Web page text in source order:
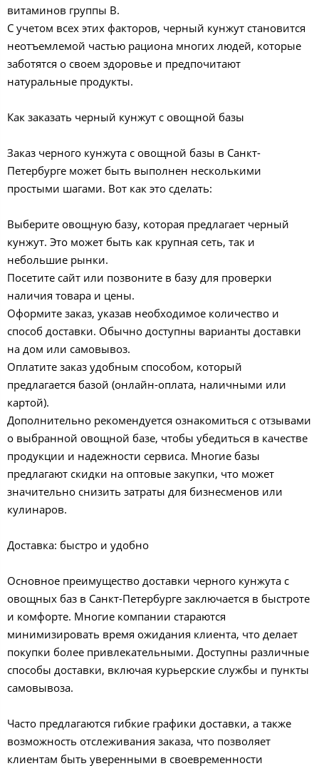
витаминов группы B.
С учетом всех этих факторов, черный кунжут становится
неотъемлемой частью рациона многих людей, которые
заботятся о своем здоровье и предпочитают
натуральные продукты.
Как заказать черный кунжут с овощной базы
Заказ черного кунжута с овощной базы в Санкт-
Петербурге может быть выполнен несколькими
простыми шагами. Вот как это сделать:
Выберите овощную базу, которая предлагает черный
кунжут. Это может быть как крупная сеть, так и
небольшие рынки.
Посетите сайт или позвоните в базу для проверки
наличия товара и цены.
Оформите заказ, указав необходимое количество и
способ доставки. Обычно доступны варианты доставки
на дом или самовывоз.
Оплатите заказ удобным способом, который
предлагается базой (онлайн-оплата, наличными или
картой).
Дополнительно рекомендуется ознакомиться с отзывами
о выбранной овощной базе, чтобы убедиться в качестве
продукции и надежности сервиса. Многие базы
предлагают скидки на оптовые закупки, что может
значительно снизить затраты для бизнесменов или
кулинаров.
Доставка: быстро и удобно
Основное преимущество доставки черного кунжута с
овощных баз в Санкт-Петербурге заключается в быстроте
и комфорте. Многие компании стараются
минимизировать время ожидания клиента, что делает
покупки более привлекательными. Доступны различные
способы доставки, включая курьерские службы и пункты
самовывоза.
Часто предлагаются гибкие графики доставки, а также
возможность отслеживания заказа, что позволяет
клиентам быть уверенными в своевременности